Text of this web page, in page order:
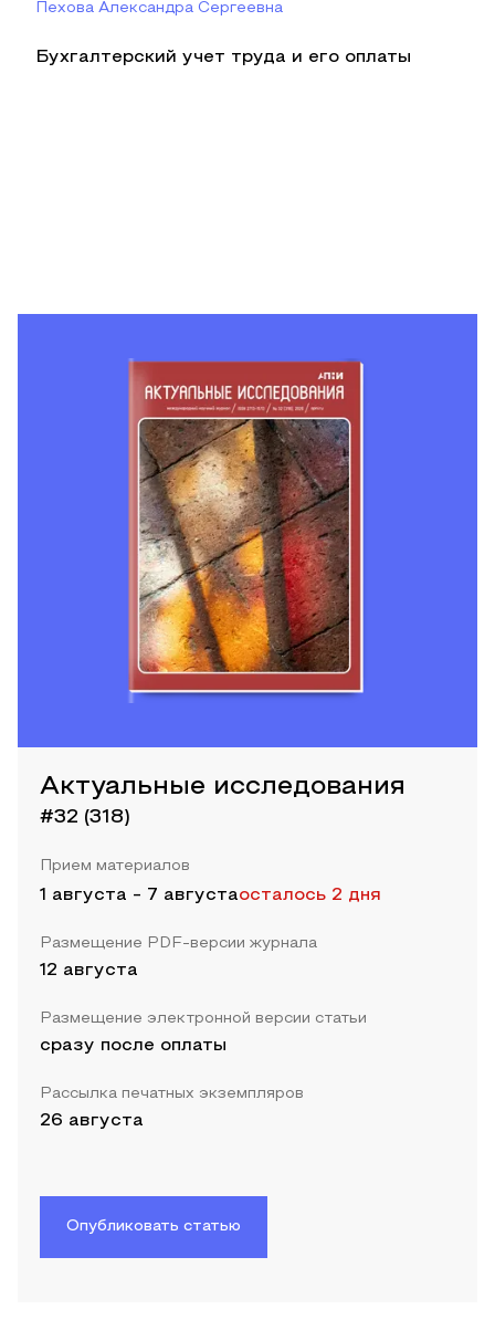
Пехова Александра Сергеевна
Бухгалтерский учет труда и его оплаты
Актуальные исследования
#32 (318)
Прием материалов
1 августа - 7 августаосталось 2 дня
Размещение PDF-версии журнала
12 августа
Размещение электронной версии статьи
сразу после оплаты
Рассылка печатных экземпляров
26 августа
Опубликовать статью